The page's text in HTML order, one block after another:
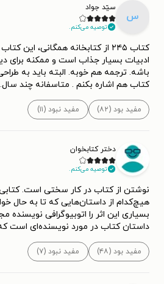
س
سیّد جواد
توصیه می‌کنم.
کتاب ۲۴۵ از کتابخانه همگانی،
ادبیات بسیار جذاب است و ممکنه برای
باشه. ترجمه هم خوبه. البته باید به
کتاب هم اشاره بکنم . متاسفانه چند سال
مفید بود (۸۲) مفید نبود (۱۱)
دختر کتابخوان
توصیه می‌کنم.
نوشتن از کتاب در کار سختی است.
هیچ‌کدام از داستان‌هایی که تا به حال
بسیاری این اثر را اتوبیوگرافی نویسنده
داستان کتاب در مورد نویسنده‌ای است
مفید بود (۴۸) مفید نبود (۷)